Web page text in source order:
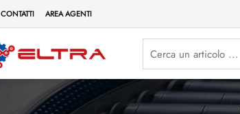
CONTATTI AREA AGENTI